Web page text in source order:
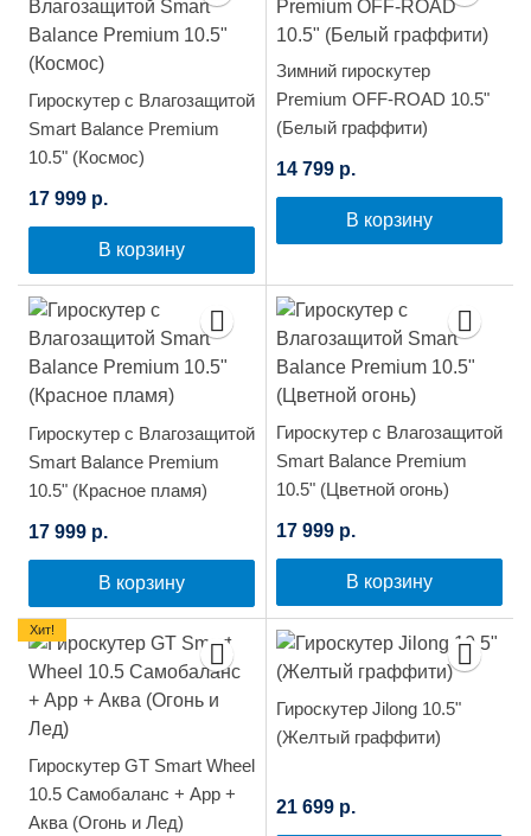
Гироскутер с Влагозащитой
Smart Balance Premium
10.5" (Космос)
17 999 р.
В корзину
Зимний гироскутер
Premium OFF-ROAD 10.5"
(Белый граффити)
14 799 р.
В корзину
Гироскутер с Влагозащитой
Smart Balance Premium
10.5" (Красное пламя)
17 999 р.
В корзину
Гироскутер с Влагозащитой
Smart Balance Premium
10.5" (Цветной огонь)
17 999 р.
В корзину
Гироскутер GT Smart Wheel
10.5 Самобаланс + App +
Аква (Огонь и Лед)
Хит!
Гироскутер Jilong 10.5"
(Желтый граффити)
21 699 р.